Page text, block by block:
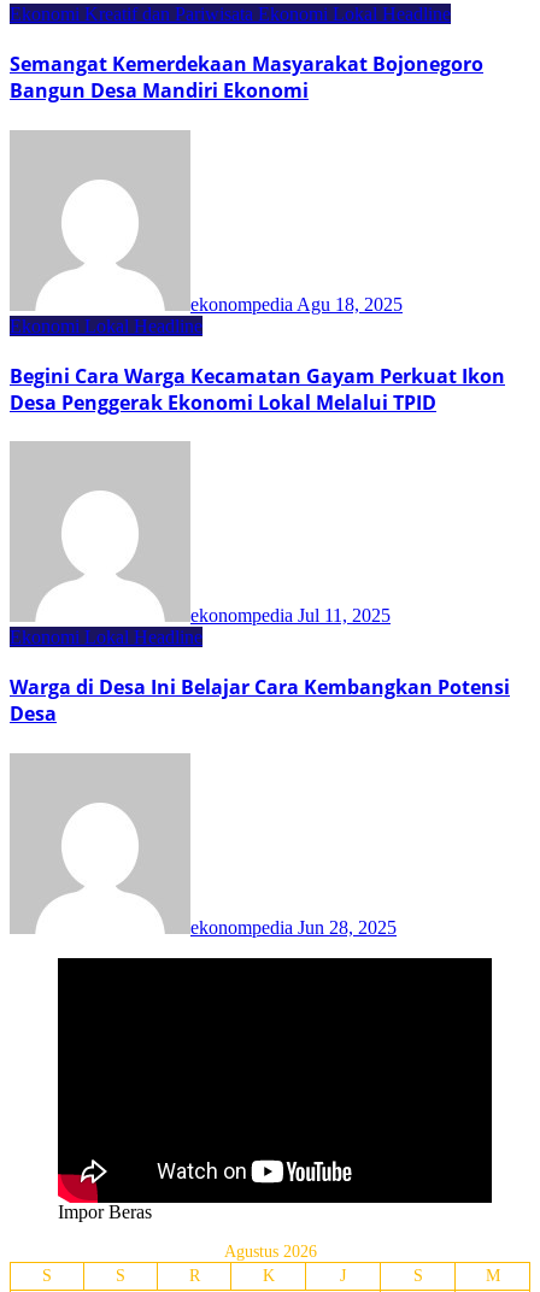
Ekonomi Kreatif dan Pariwisata Ekonomi Lokal Headline
Semangat Kemerdekaan Masyarakat Bojonegoro
Bangun Desa Mandiri Ekonomi
ekonompedia Agu 18, 2025
Ekonomi Lokal Headline
Begini Cara Warga Kecamatan Gayam Perkuat Ikon
Desa Penggerak Ekonomi Lokal Melalui TPID
ekonompedia Jul 11, 2025
Ekonomi Lokal Headline
Warga di Desa Ini Belajar Cara Kembangkan Potensi
Desa
ekonompedia Jun 28, 2025
Impor Beras
Agustus 2026
S
S R K J S
M